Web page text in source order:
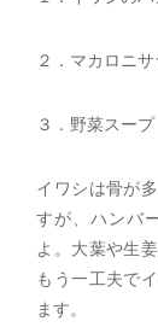
２．マカロニ
３．野菜スープ
イワシは骨が
すが、ハンバ
よ。大葉や生
もう一工夫で
ます。